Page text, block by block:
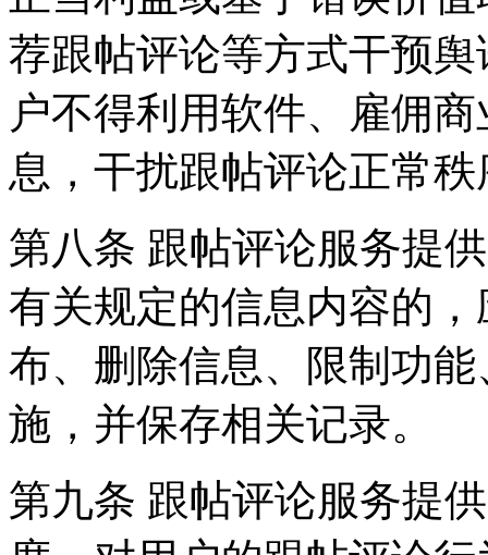
荐跟帖评论等方式干预
户不得利用软件、雇佣
息，干扰跟帖评论正常
第八条 跟帖评论服务提
有关规定的信息内容的
布、删除信息、限制功
施，并保存相关记录。
第九条 跟帖评论服务提